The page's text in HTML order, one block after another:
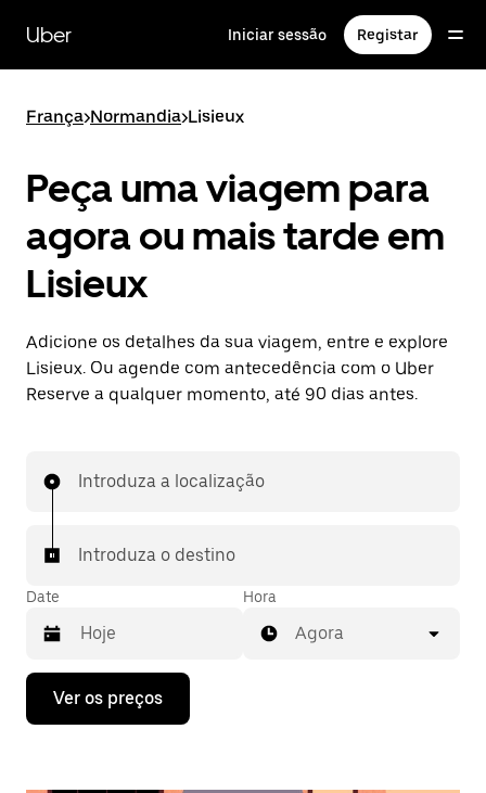
para
conteúdo
Uber Iniciar sessão Registar
França>Normandia>Lisieux
Peça uma viagem para
agora ou mais tarde em
Lisieux
Adicione os detalhes da sua viagem, entre e explore
Lisieux. Ou agende com antecedência com o Uber
Reserve a qualquer momento, até 90 dias antes.
Introduza a localização
Introduza o destino
Date
Prima
tecla
Hora
Agora
Ver os preços